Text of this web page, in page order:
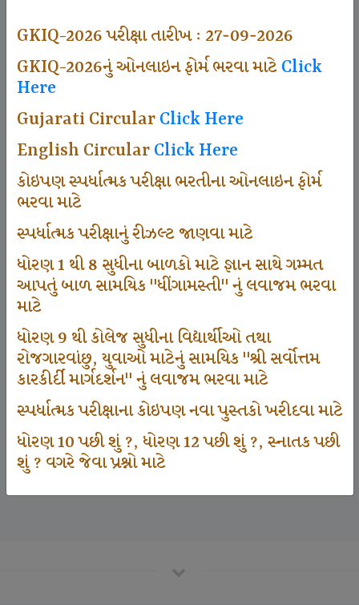
GKIQ-2026 પરીક્ષા તારીખ : 27-09-2026
GKIQ-2026નું ઓનલાઇન ફોર્મ ભરવા માટેClick
Here
Gujarati CircularClick Here
English CircularClick Here
કોઇપણ સ્પર્ધાત્મક પરીક્ષા ભરતીના ઓનલાઇન ફોર્મ
ભરવા માટે
સ્પર્ધાત્મક પરીક્ષાનું રીઝલ્ટ જાણવા માટે
ધોરણ 1 થી 8 સુધીના બાળકો માટે જ્ઞાન સાથે ગમ્મત
આપતું બાળ સામયિક "ધીંગામસ્તી" નું લવાજમ ભરવા
માટે
ધોરણ 9 થી કોલેજ સુધીના વિદ્યાર્થીઓ તથા
રોજગારવાંછુ, યુવાઓ માટેનું સામયિક "શ્રી સર્વોત્તમ
કારકીર્દી માર્ગદર્શન" નું લવાજમ ભરવા માટે
સ્પર્ધાત્મક પરીક્ષાના કોઇપણ નવા પુસ્તકો ખરીદવા માટે
ધોરણ 10 પછી શું ?, ધોરણ 12 પછી શું ?, સ્નાતક પછી
શું ? વગરે જેવા પ્રશ્નો માટે
493
665
Sarvottam Karkirdi Subscripton
1000
Participate School In GKIQ
125000